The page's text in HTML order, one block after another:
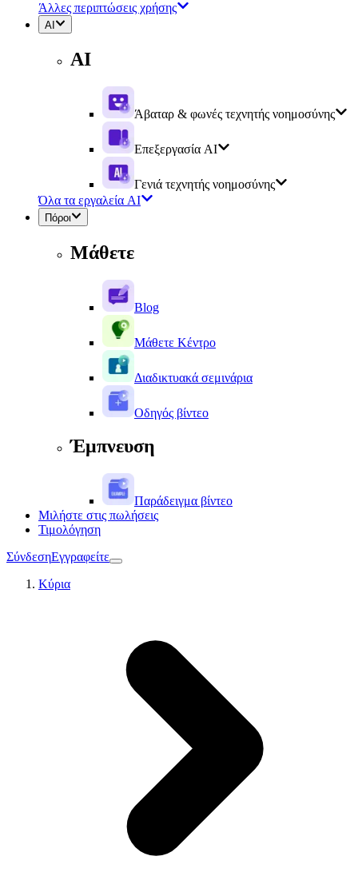
Άλλες περιπτώσεις χρήσης
AI
AI
Άβαταρ & φωνές τεχνητής νοημοσύνης
Επεξεργασία AI
Γενιά τεχνητής νοημοσύνης
Όλα τα εργαλεία AI
Πόροι
Μάθετε
Blog
Μάθετε Κέντρο
Διαδικτυακά σεμινάρια
Οδηγός βίντεο
Έμπνευση
Παράδειγμα βίντεο
Μιλήστε στις πωλήσεις
Τιμολόγηση
ΣύνδεσηΕγγραφείτε
Κύρια